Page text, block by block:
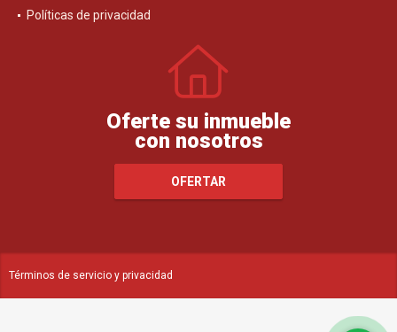
Políticas de privacidad
Oferte su inmueble
con nosotros
OFERTAR
Términos de servicio y privacidad